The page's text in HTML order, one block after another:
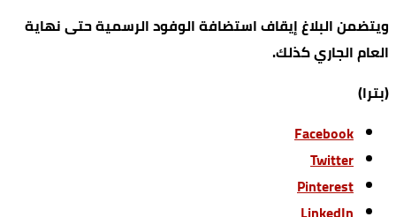
ويتضمن البلاغ إيقاف استضافة الوفود الرسمية حتى نهاية
العام الجاري كذلك.
(بترا)
Facebook
Twitter
Pinterest